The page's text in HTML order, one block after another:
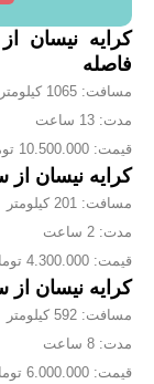
کرایه نیسان
فاصله
مسافت: 1065 کیلومتر
مدت: 13 ساعت
قیمت: 10.500.000 تومان
کرایه نیسان
مسافت: 201 کیلومتر
مدت: 2 ساعت
قیمت: 4.300.000 تومان
کرایه نیسان
مسافت: 592 کیلومتر
مدت: 8 ساعت
قیمت: 6.000.000 تومان